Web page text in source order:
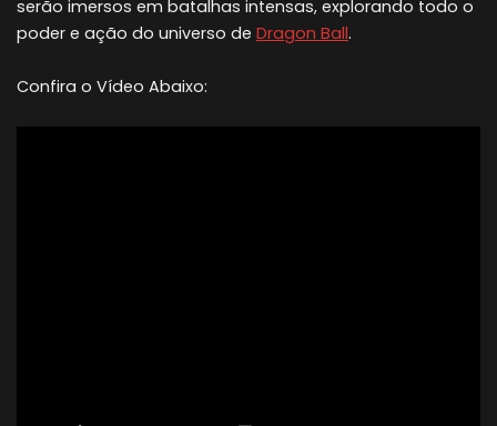
serão imersos em batalhas intensas, explorando todo o
poder e ação do universo de Dragon Ball.
Confira o Vídeo Abaixo: